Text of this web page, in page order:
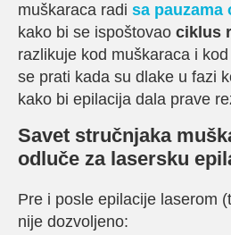
muškaraca radi sa pauzama
kako bi se ispoštovao ciklus
razlikuje kod muškaraca i
se prati kada su dlake u fazi
kako bi epilacija dala prave
Savet stručnjaka
odluče za lasersku
Pre i posle epilacije laserom
nije dozvoljeno: